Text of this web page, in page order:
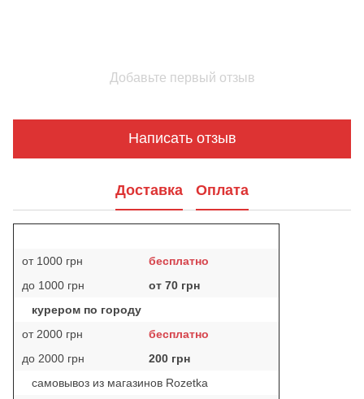
Добавьте первый отзыв
Написать отзыв
Доставка Оплата
от 1000 грн
бесплатно
до 1000 грн
от 70 грн
курером по городу
от 2000 грн
бесплатно
до 2000 грн
200 грн
самовывоз из магазинов Rozetka